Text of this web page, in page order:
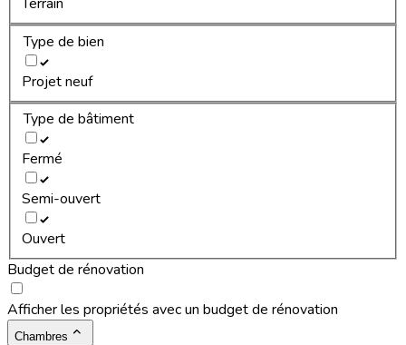
Type de bien
Projet neuf
Type de bâtiment
Fermé
Semi-ouvert
Ouvert
Budget de rénovation
Afficher les propriétés avec un budget de rénovation
Chambres